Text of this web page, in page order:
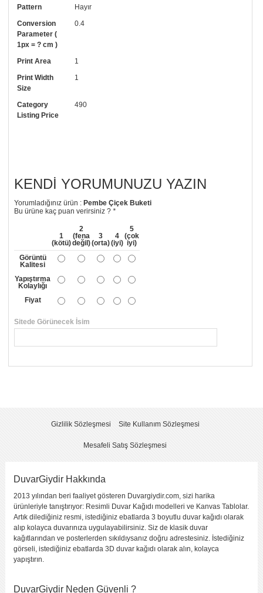
• Tutkalınız, siparişiniz ile birlikte ücretsiz olarak gönderilecektir.
Uygulaması standart duvar kağıdı ile aynıdır. Siparişiniz ile birlikte
uygulama kılavuzu da gönderilecektir.
arayıp talebinizi iletebilirsiniz.
• Görselde düzenleme yaptırmak istiyorsanız yine bize telefon
numaramızdan ulaşabilirsiniz.
Pattern
Hayır
Conversion
Parameter (
1px = ? cm )
0.4
Print Area
1
Print Width
Size
1
Category
Listing Price
490
KENDI YORUMUNUZU YAZIN
Yorumladığınız ürün : Pembe Çiçek Buketi
Bu ürüne kaç puan verirsiniz ?*
1
(kötü)
2
(fena
değil)
3
(orta)
4
(iyi)
5
(çok
iyi)
Görüntü
Kalitesi
Yapıştırma
Kolaylığı
Fiyat
Sitede Görünecek İsim
Yorumu Gönder
Gizlilik Sözleşmesi Site Kullanım Sözleşmesi
Mesafeli Satış Sözleşmesi
DuvarGiydir Hakkında
2013 yılından beri faaliyet gösteren Duvargiydir.com, sizi harika
ürünleriyle tanıştırıyor: Resimli Duvar Kağıdı modelleri ve Kanvas Tablolar.
Artık dilediğiniz resmi, istediğiniz ebatlarda 3 boyutlu duvar kağıdı olarak
alıp kolayca duvarınıza uygulayabilirsiniz. Siz de klasik duvar
kağıtlarından ve posterlerden sıkıldıysanız doğru adrestesiniz. İstediğiniz
görseli, istediğiniz ebatlarda 3D duvar kağıdı olarak alın, kolayca
yapıştırın.
DuvarGiydir Neden Güvenli ?